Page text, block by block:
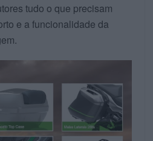
tudo o que precisam
e a funcionalidade da